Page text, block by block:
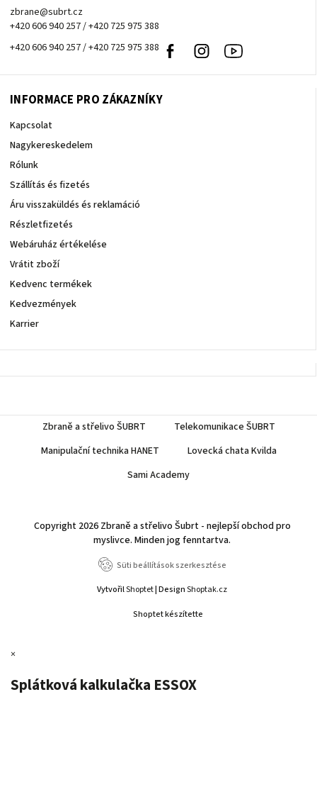
zbrane@subrt.cz
+420 606 940 257 / +420 725 975 388
+420 606 940 257 / +420 725 975 388
Facebook Instagram
INFORMACE PRO ZÁKAZNÍKY
Kapcsolat
Nagykereskedelem
Rólunk
Szállítás és fizetés
Áru visszaküldés és reklamáció
Részletfizetés
Webáruház értékelése
Vrátit zboží
Kedvenc termékek
Kedvezmények
Karrier
Zbraně a střelivo ŠUBRT
Telekomunikace ŠUBRT
Manipulační technika HANET
Lovecká chata Kvilda
Sami Academy
Shoptet készítette
Copyright 2026 Zbraně a střelivo Šubrt - nejlepší obchod pro
myslivce. Minden jog fenntartva.
Süti beállítások szerkesztése
VytvořilShoptet | DesignShoptak.cz
×
Splátková kalkulačka ESSOX